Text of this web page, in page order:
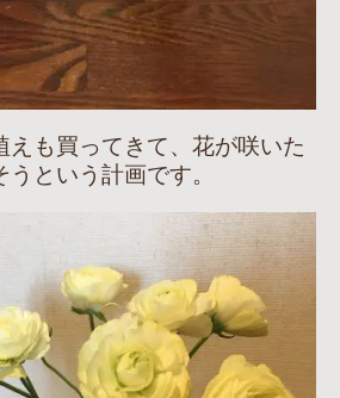
えも買ってきて、花が咲いた
という計画です。